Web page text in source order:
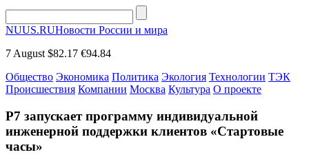
NUUS.RUНовости России и мира
7 August $82.17 €94.84
Общество Экономика Политика Экология Технологии ТЭК
Происшествия Компании Москва Культура О проекте
Р7 запускает программу индивидуальной
инженерной поддержки клиентов «Стартовые
часы»